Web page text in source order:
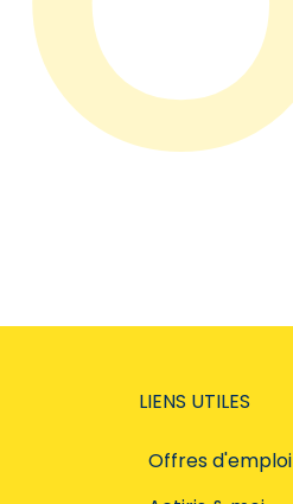
LIENS UTILES
Offres d'emploi